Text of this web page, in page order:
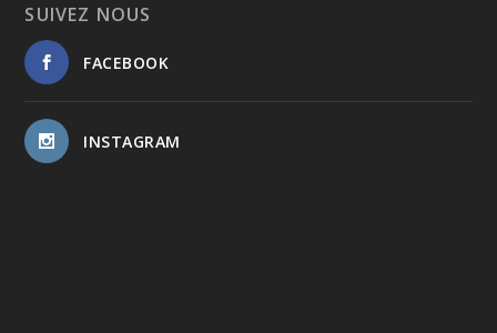
SUIVEZ NOUS
FACEBOOK
INSTAGRAM